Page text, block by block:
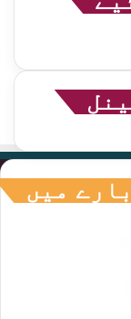
میں